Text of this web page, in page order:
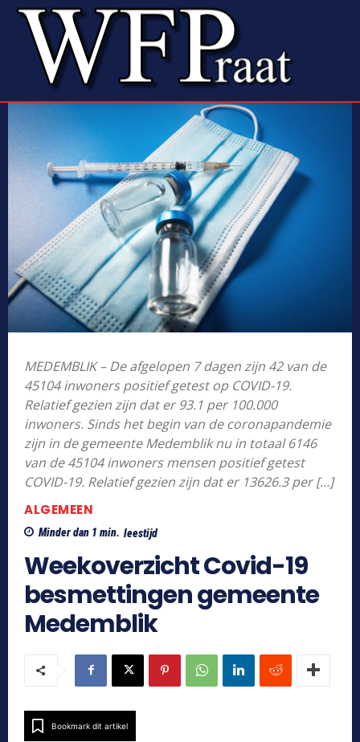
MEDEMBLIK – De afgelopen 7 dagen zijn 42 van de
45104 inwoners positief getest op COVID-19.
Relatief gezien zijn dat er 93.1 per 100.000
inwoners. Sinds het begin van de coronapandemie
zijn in de gemeente Medemblik nu in totaal 6146
van de 45104 inwoners mensen positief getest
COVID-19. Relatief gezien zijn dat er 13626.3 per […]
ALGEMEEN
Minder dan 1 min. leestijd
Weekoverzicht Covid-19
besmettingen gemeente
Medemblik
Bookmark dit artikel